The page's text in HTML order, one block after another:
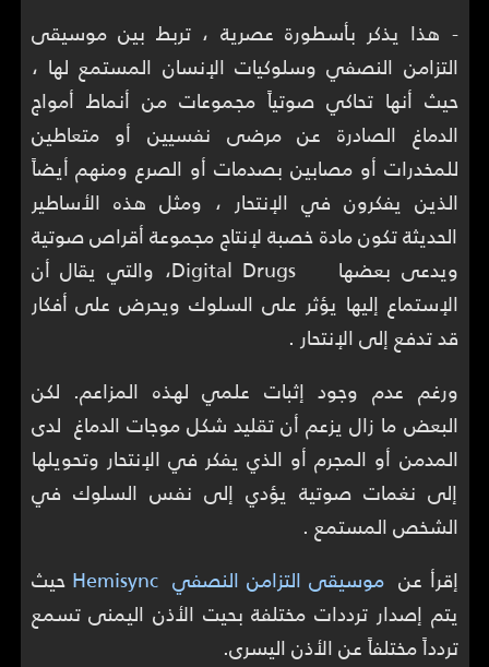
- هذا يذكر بأسطورة عصرية ، تربط بين موسيقى
التزامن النصفي وسلوكيات الإنسان المستمع لها ،
حيث أنها تحاكي صوتياً مجموعات من أنماط أمواج
الدماغ الصادرة عن مرضى نفسيين أو متعاطين
للمخدرات أو مصابين بصدمات أو الصرع ومنهم أيضاً
الذين يفكرون في الإنتحار ، ومثل هذه الأساطير
الحديثة تكون مادة خصبة لإنتاج مجموعة أقراص صوتية
ويدعى بعضها Digital Drugs، والتي يقال أن
الإستماع إليها يؤثر على السلوك ويحرض على أفكار
قد تدفع إلى الإنتحار .
ورغم عدم وجود إثبات علمي لهذه المزاعم. لكن
البعض ما زال يزعم أن تقليد شكل موجات الدماغ لدى
المدمن أو المجرم أو الذي يفكر في الإنتحار وتحويلها
إلى نغمات صوتية يؤدي إلى نفس السلوك في
الشخص المستمع .
إقرأ عنموسيقى التزامن النصفي Hemisync
حيث
يتم إصدار ترددات مختلفة بحيت الأذن اليمنى تسمع
تردداً مختلفاً عن الأذن اليسرى.